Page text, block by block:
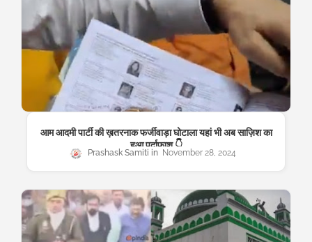
आम आदमी पार्टी की ख़तरनाक फर्जीवाड़ा घोटाला यहां भी अब साज़िश का
हुआ पर्दाफ़ाश 👇
Prashask Samiti November 28, 2024